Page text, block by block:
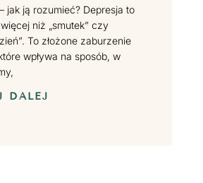
jak ją rozumieć? Depresja to
niż „smutek” czy
To złożone zaburzenie
wpływa na sposób, w
DALEJ